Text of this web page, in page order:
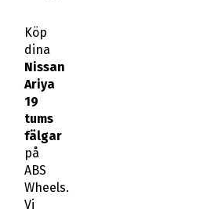
Köp
dina
Nissan
Ariya
19
tums
fälgar
på
ABS
Wheels.
Vi